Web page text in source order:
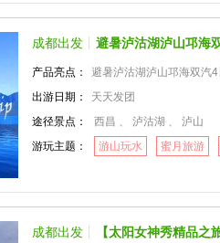
成都出发 避暑泸沽湖泸山邛海
产品亮点：
避暑泸沽湖泸山邛海双汽
出游日期：
天天发团
途径景点：
西昌 、 泸沽湖 、 泸山
游玩主题：
游山玩水 蜜月旅游
成都出发 【太阳女神秀精品之